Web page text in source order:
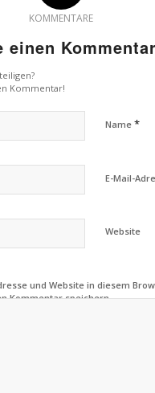
KOMMENTARE
einen Kommentar
Kommentar!
Name *
E-Mail-
Website
und Website in diesem
Kommentar speichern.